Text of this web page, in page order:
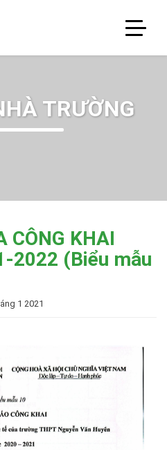
TRƯỜNG
CÔNG KHAI
2022 (Biểu mẫu
1 2021